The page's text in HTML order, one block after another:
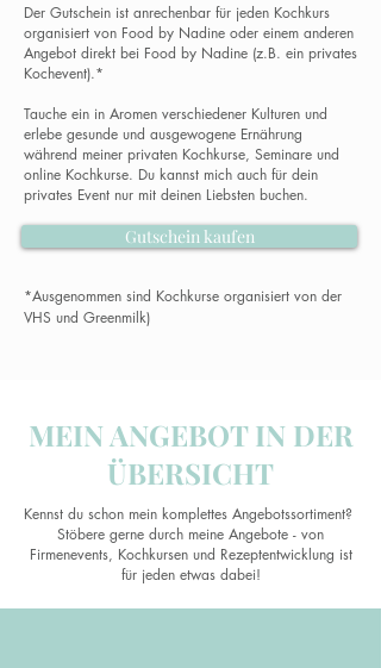
Der Gutschein ist anrechenbar für jeden Kochkurs
organisiert von Food by Nadine oder einem anderen
Angebot direkt bei Food by Nadine (z.B. ein privates
Kochevent).*
Tauche ein in Aromen verschiedener Kulturen und
erlebe gesunde und ausgewogene Ernährung
während meiner privaten Kochkurse, Seminare und
online Kochkurse. Du kannst mich auch für dein
privates Event nur mit deinen Liebsten buchen.
Gutschein kaufen
*Ausgenommen sind Kochkurse organisiert von der
VHS und Greenmilk)
MEIN ANGEBOT IN DER
ÜBERSICHT
Kennst du schon mein komplettes Angebotssortiment?
Stöbere gerne durch meine Angebote - von
Firmenevents, Kochkursen und Rezeptentwicklung ist
für jeden etwas dabei!